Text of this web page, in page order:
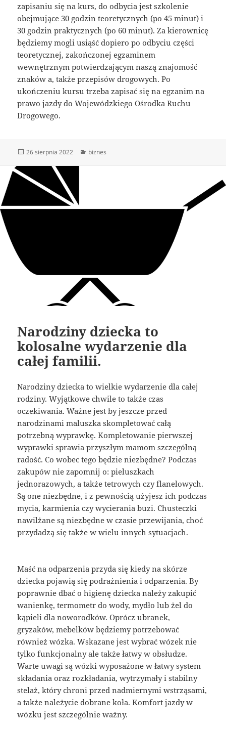
zapisaniu się na kurs, do odbycia jest szkolenie
obejmujące 30 godzin teoretycznych (po 45 minut) i
30 godzin praktycznych (po 60 minut). Za kierownicę
będziemy mogli usiąść dopiero po odbyciu części
teoretycznej, zakończonej egzaminem
wewnętrznym potwierdzającym naszą znajomość
znaków a, także przepisów drogowych. Po
ukończeniu kursu trzeba zapisać się na egzanim na
prawo jazdy do Wojewódzkiego Ośrodka Ruchu
Drogowego.
Data
26 sierpnia 2022 Kategorie
biznes
Narodziny dziecka to
kolosalne wydarzenie dla
całej familii.
Narodziny dziecka to wielkie wydarzenie dla całej
rodziny. Wyjątkowe chwile to także czas
oczekiwania. Ważne jest by jeszcze przed
narodzinami maluszka skompletować całą
potrzebną wyprawkę. Kompletowanie pierwszej
wyprawki sprawia przyszłym mamom szczególną
radość. Co wobec tego będzie niezbędne? Podczas
zakupów nie zapomnij o: pieluszkach
jednorazowych, a także tetrowych czy flanelowych.
Są one niezbędne, i z pewnością użyjesz ich podczas
mycia, karmienia czy wycierania buzi. Chusteczki
nawilżane są niezbędne w czasie przewijania, choć
przydadzą się także w wielu innych sytuacjach.
Maść na odparzenia przyda się kiedy na skórze
dziecka pojawią się podrażnienia i odparzenia. By
poprawnie dbać o higienę dziecka należy zakupić
wanienkę, termometr do wody, mydło lub żel do
kąpieli dla noworodków. Oprócz ubranek,
gryzaków, mebelków będziemy potrzebować
również wózka. Wskazane jest wybrać wózek nie
tylko funkcjonalny ale także łatwy w obsłudze.
Warte uwagi są wózki wyposażone w łatwy system
składania oraz rozkładania, wytrzymały i stabilny
stelaż, który chroni przed nadmiernymi wstrząsami,
a także należycie dobrane koła. Komfort jazdy w
wózku jest szczególnie ważny.